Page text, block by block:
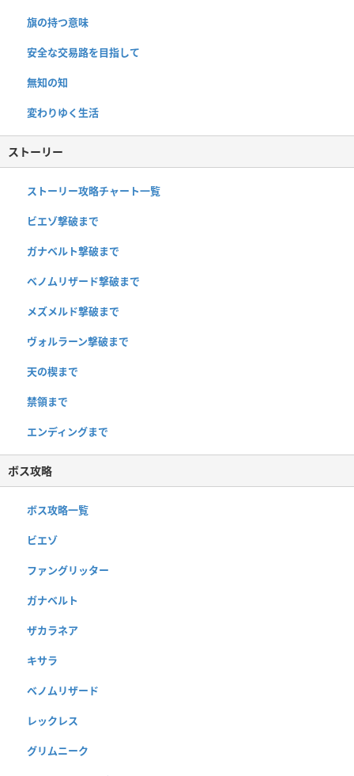
旗の持つ意味
安全な交易路を目指して
無知の知
変わりゆく生活
ストーリー
ストーリー攻略チャート一覧
ビエゾ撃破まで
ガナベルト撃破まで
ベノムリザード撃破まで
メズメルド撃破まで
ヴォルラーン撃破まで
天の楔まで
禁領まで
エンディングまで
ボス攻略
ボス攻略一覧
ビエゾ
ファングリッター
ガナベルト
ザカラネア
キサラ
ベノムリザード
レックレス
グリムニーク